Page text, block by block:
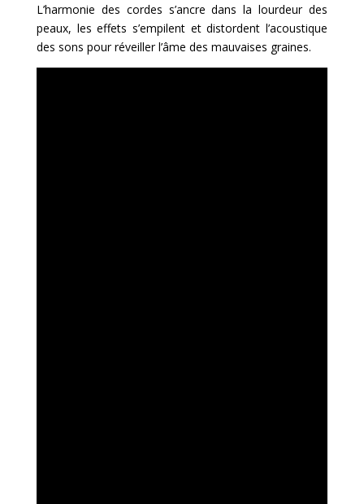
L’harmonie des cordes s’ancre dans la lourdeur des
peaux, les effets s’empilent et distordent l’acoustique
des sons pour réveiller l’âme des mauvaises graines.